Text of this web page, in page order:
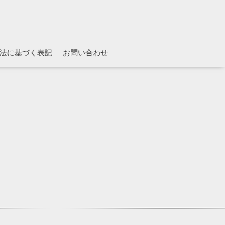
に基づく表記 お問い合わせ